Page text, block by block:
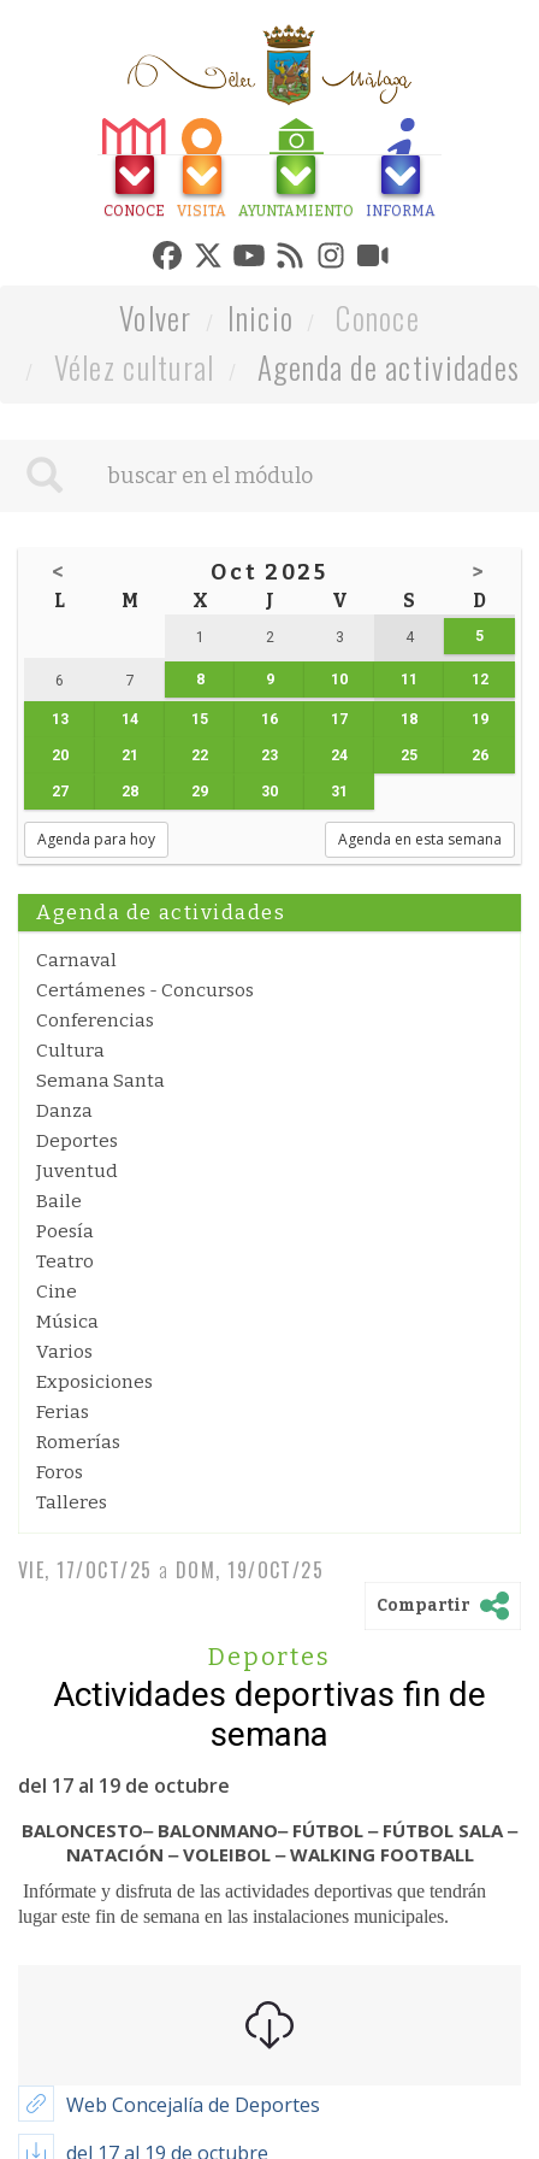
CONOCE VISITA AYUNTAMIENTO INFORMA
Volver Inicio
Conoce
Vélez cultural
Agenda de actividades
< Oct 2025 >
L M X J V S D
1 2 3 4 5
6 7 8 9 10 11 12
13 14 15 16 17 18 19
20 21 22 23 24 25 26
27 28 29 30 31
Agenda para hoy Agenda en esta semana
Agenda de actividades
Carnaval
Certámenes - Concursos
Conferencias
Cultura
Semana Santa
Danza
Deportes
Juventud
Baile
Poesía
Teatro
Cine
Música
Varios
Exposiciones
Ferias
Romerías
Foros
Talleres
VIE, 17/OCT/25 a DOM, 19/OCT/25
Compartir
Deportes
Actividades deportivas fin de
semana
del 17 al 19 de octubre
BALONCESTO‒ BALONMANO‒ FÚTBOL ‒ FÚTBOL SALA ‒
NATACIÓN ‒ VOLEIBOL ‒ WALKING FOOTBALL
Infórmate y disfruta de las actividades deportivas que tendrán
lugar este fin de semana en las instalaciones municipales.
Web Concejalía de Deportes
del 17 al 19 de octubre